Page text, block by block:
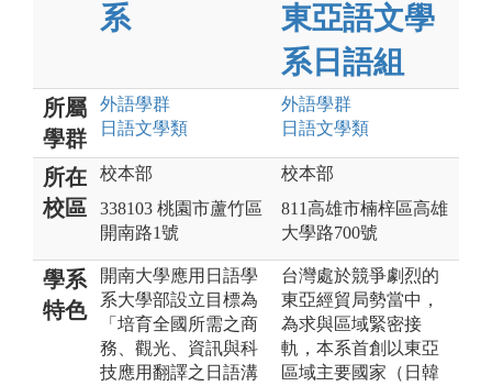
系
東亞語文學
系日語組
所屬
學群
外語學群
日語文學類
外語學群
日語文學類
所在
校區
校本部
338103 桃園市蘆竹區
開南路1號
校本部
811高雄市楠梓區高雄
大學路700號
學系
特色
開南大學應用日語學
系大學部設立目標為
「培育全國所需之商
務、觀光、資訊與科
技應用翻譯之日語溝
台灣處於競爭劇烈的
東亞經貿局勢當中，
為求與區域緊密接
軌，本系首創以東亞
區域主要國家（日韓